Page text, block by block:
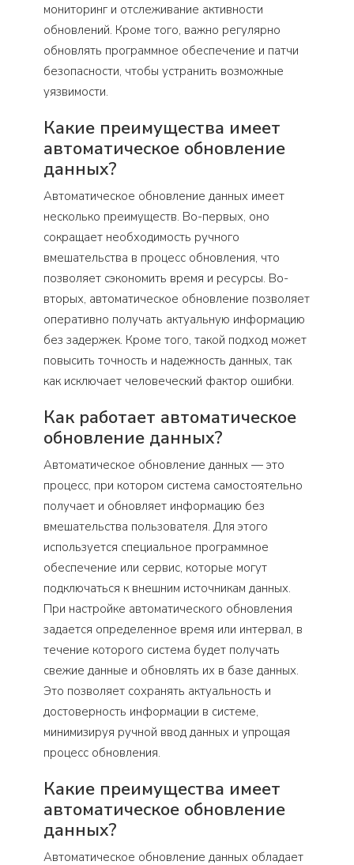
мониторинг и отслеживание активности
обновлений. Кроме того, важно регулярно
обновлять программное обеспечение и патчи
безопасности, чтобы устранить возможные
уязвимости.
Какие преимущества имеет
автоматическое обновление
данных?
Автоматическое обновление данных имеет
несколько преимуществ. Во-первых, оно
сокращает необходимость ручного
вмешательства в процесс обновления, что
позволяет сэкономить время и ресурсы. Во-
вторых, автоматическое обновление позволяет
оперативно получать актуальную информацию
без задержек. Кроме того, такой подход может
повысить точность и надежность данных, так
как исключает человеческий фактор ошибки.
Как работает автоматическое
обновление данных?
Автоматическое обновление данных — это
процесс, при котором система самостоятельно
получает и обновляет информацию без
вмешательства пользователя. Для этого
используется специальное программное
обеспечение или сервис, которые могут
подключаться к внешним источникам данных.
При настройке автоматического обновления
задается определенное время или интервал, в
течение которого система будет получать
свежие данные и обновлять их в базе данных.
Это позволяет сохранять актуальность и
достоверность информации в системе,
минимизируя ручной ввод данных и упрощая
процесс обновления.
Какие преимущества имеет
автоматическое обновление
данных?
Автоматическое обновление данных обладает